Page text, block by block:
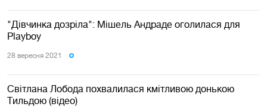
"Дівчинка дозріла": Мішель Андраде оголилася для
Playboy
28 вересня 2021
Світлана Лобода похвалилася кмітливою донькою
Тильдою (відео)